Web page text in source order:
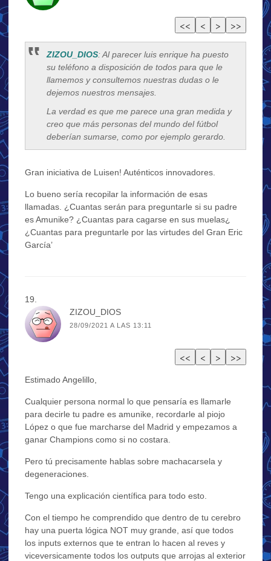
ZIZOU_DIOS: Al parecer luis enrique ha puesto
su teléfono a disposición de todos para que le
llamemos y consultemos nuestras dudas o le
dejemos nuestros mensajes.
La verdad es que me parece una gran medida y
creo que más personas del mundo del fútbol
deberían sumarse, como por ejemplo gerardo.
Gran iniciativa de Luisen! Auténticos innovadores.
Lo bueno sería recopilar la información de esas
llamadas. ¿Cuantas serán para preguntarle si su padre
es Amunike? ¿Cuantas para cagarse en sus muelas¿
¿Cuantas para preguntarle por las virtudes del Gran Eric
García’
ZIZOU_DIOS
28/09/2021 A LAS 13:11
Estimado Angelillo,
Cualquier persona normal lo que pensaría es llamarle
para decirle tu padre es amunike, recordarle al piojo
López o que fue marcharse del Madrid y empezamos a
ganar Champions como si no costara.
Pero tú precisamente hablas sobre machacarsela y
degeneraciones.
Tengo una explicación científica para todo esto.
Con el tiempo he comprendido que dentro de tu cerebro
hay una puerta lógica NOT muy grande, así que todos
los inputs externos que te entran lo hacen al reves y
viceversicamente todos los outputs que arrojas al exterior